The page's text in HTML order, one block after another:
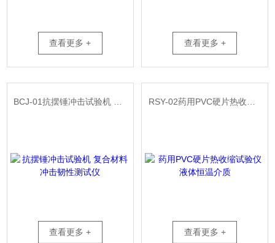
查看更多 + 查看更多 +
BCJ-01抗摆锤冲击试验机 复合材料冲击韧性测试仪
查看更多 +
RSY-02药用PVC硬片热收缩试验仪 液体恒温介质
查看更多 +